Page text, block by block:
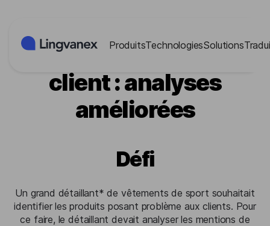
ProduitsTechnologiesSolutions
Centre d'assistance
client : analyses
améliorées
Défi
Un grand détaillant* de vêtements de sport souhaitait
identifier les produits posant problème aux clients. Pour
ce faire, le détaillant devait analyser les mentions de